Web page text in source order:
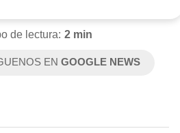
de lectura: 2 min
ENGOOGLE NEWS